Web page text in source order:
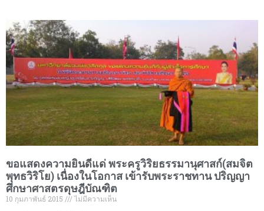
ขอแสดงความยินดีแด่ พระครูวิริยธรรมานุศาสก์(สมจิต
พุทธวิริโย) เนื่องในโอกาส เข้ารับพระราชทาน ปริญญา
ศึกษาศาสตรดุษฎีบัณฑิต
10 กุมภาพันธ์ 2015
ไม่มีความเห็น